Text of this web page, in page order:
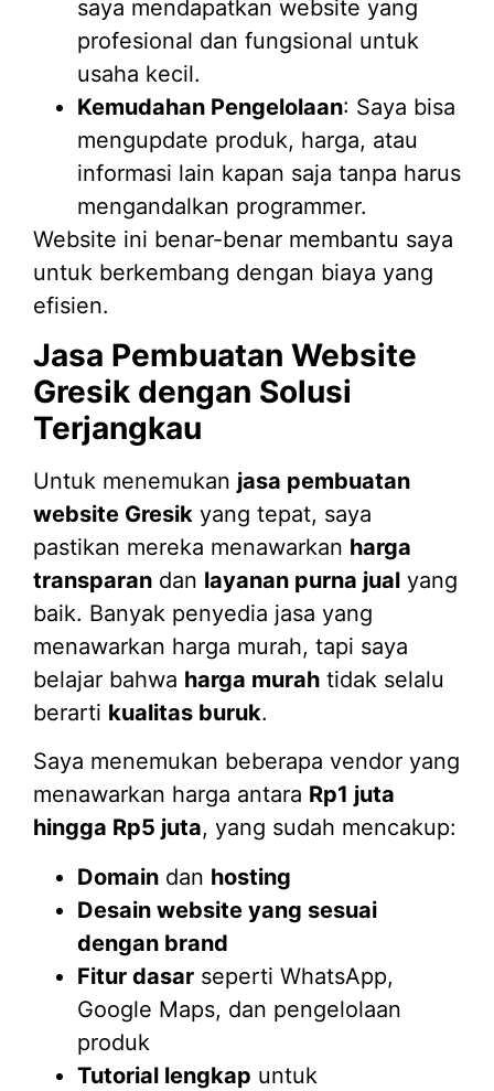
saya mendapatkan website yang
profesional dan fungsional untuk
usaha kecil.
Kemudahan Pengelolaan: Saya bisa
mengupdate produk, harga, atau
informasi lain kapan saja tanpa harus
mengandalkan programmer.
Website ini benar-benar membantu saya
untuk berkembang dengan biaya yang
efisien.
Jasa Pembuatan Website
Gresik dengan Solusi
Terjangkau
Untuk menemukan jasa pembuatan
website Gresik yang tepat, saya
pastikan mereka menawarkan harga
transparan dan layanan purna jual yang
baik. Banyak penyedia jasa yang
menawarkan harga murah, tapi saya
belajar bahwa harga murah tidak selalu
berarti kualitas buruk.
Saya menemukan beberapa vendor yang
menawarkan harga antara Rp1 juta
hingga Rp5 juta, yang sudah mencakup:
Domain dan hosting
Desain website yang sesuai
dengan brand
Fitur dasar seperti WhatsApp,
Google Maps, dan pengelolaan
produk
Tutorial lengkap untuk